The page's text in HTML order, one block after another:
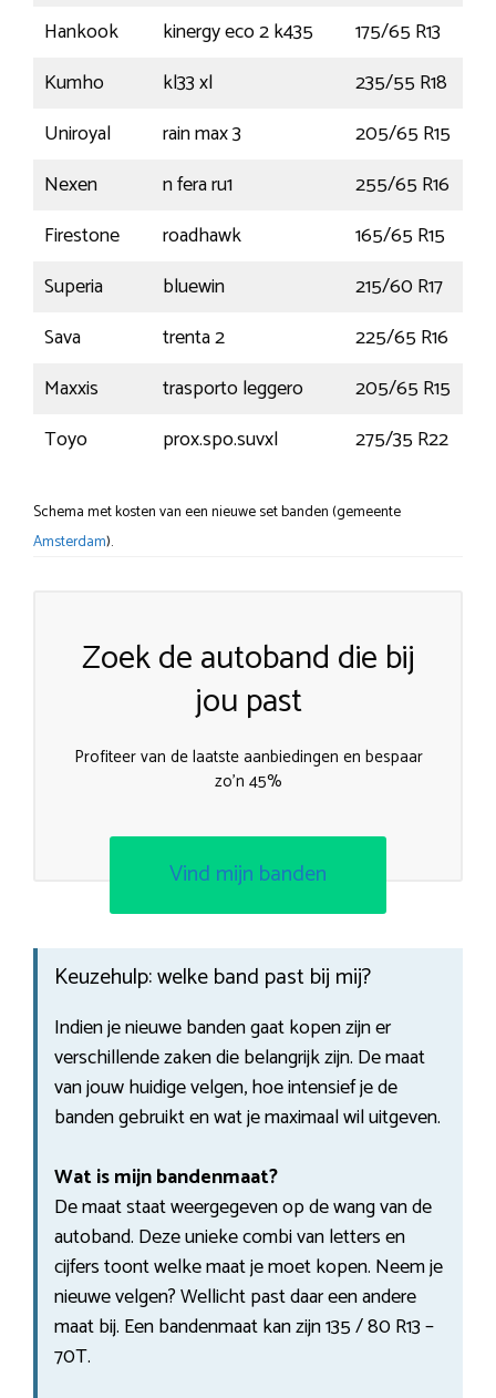
Hankook
kinergy eco 2 k435 175/65 R13
Kumho
kl33 xl 235/55 R18
Uniroyal
rain max 3 205/65 R15
Nexen
n fera ru1 255/65 R16
Firestone
roadhawk 165/65 R15
Superia
bluewin 215/60 R17
Sava
trenta 2 225/65 R16
Maxxis
trasporto leggero 205/65 R15
Toyo
prox.spo.suvxl 275/35 R22
Schema met kosten van een nieuwe set banden (gemeente
Amsterdam).
Zoek de autoband die bij
jou past
Profiteer van de laatste aanbiedingen en bespaar
zo’n 45%
Vind mijn banden
Keuzehulp: welke band past bij mij?
Indien je nieuwe banden gaat kopen zijn er
verschillende zaken die belangrijk zijn. De maat
van jouw huidige velgen, hoe intensief je de
banden gebruikt en wat je maximaal wil uitgeven.
Wat is mijn bandenmaat?
De maat staat weergegeven op de wang van de
autoband. Deze unieke combi van letters en
cijfers toont welke maat je moet kopen. Neem je
nieuwe velgen? Wellicht past daar een andere
maat bij. Een bandenmaat kan zijn 135 / 80 R13 –
70T.